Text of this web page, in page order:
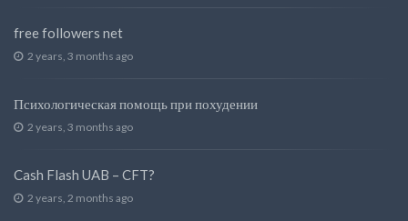
free followers net
2 years, 3 months ago
Психологическая помощь при похудении
2 years, 3 months ago
Cash Flash UAB – CFT?
2 years, 2 months ago